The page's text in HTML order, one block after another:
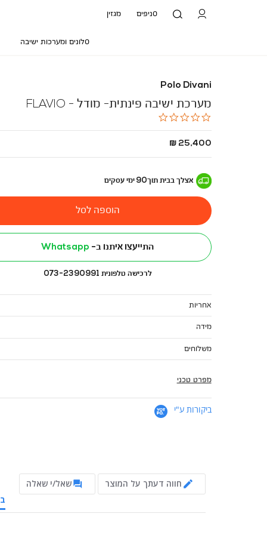
סניפים מגזין
סלונים ומערכות ישיבה
Polo Divani
מערכת ישיבה פינתית- מודל - FLAVIO
25,400 ₪
אצלך בבית תוך90 ימי עסקים
הוספה לסל
התייעצו איתנו ב- Whatsapp
לרכישה טלפונית 073-2390991
אחריות
מידה
משלוחים
מפרט טכני
ביקורות ע"י
חווה דעתך על המוצר
שאל/י שאלה